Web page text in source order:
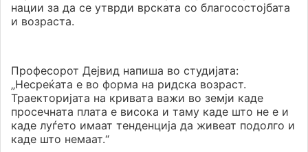
нации за да се утврди врската со благосостојбата
и возраста.
Професорот Дејвид напиша во студијата:
„Несреќата е во форма на ридска возраст.
Траекторијата на кривата важи во земји каде
просечната плата е висока и таму каде што не е и
каде луѓето имаат тенденција да живеат подолго и
каде што немаат.“